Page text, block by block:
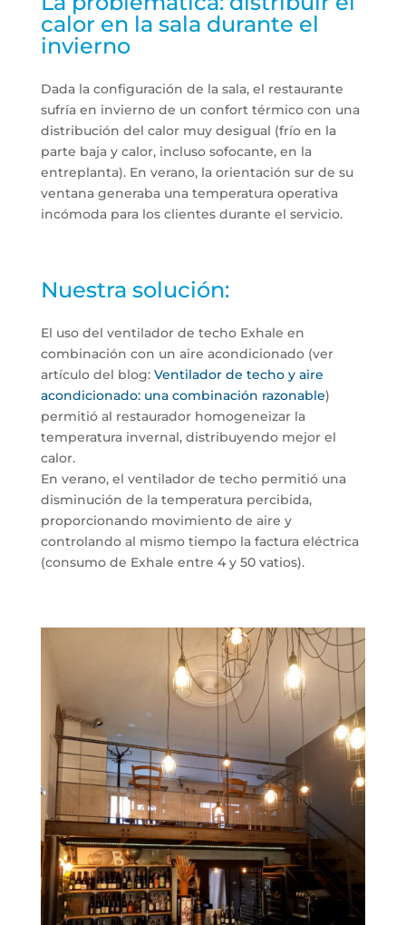
calor en la sala durante el
invierno
Dada la configuración de la sala, el restaurante
sufría en invierno de un confort térmico con una
distribución del calor muy desigual (frío en la
parte baja y calor, incluso sofocante, en la
entreplanta). En verano, la orientación sur de su
ventana generaba una temperatura operativa
incómoda para los clientes durante el servicio.
Nuestra solución:
El uso del ventilador de techo Exhale en
combinación con un aire acondicionado (ver
artículo del blog: Ventilador de techo y aire
acondicionado: una combinación razonable)
permitió al restaurador homogeneizar la
temperatura invernal, distribuyendo mejor el
calor.
En verano, el ventilador de techo permitió una
disminución de la temperatura percibida,
proporcionando movimiento de aire y
controlando al mismo tiempo la factura eléctrica
(consumo de Exhale entre 4 y 50 vatios).